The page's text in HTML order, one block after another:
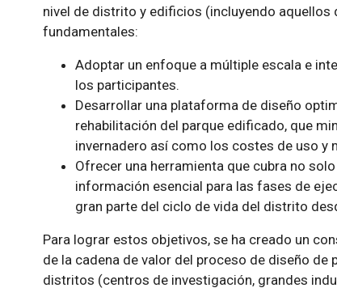
nivel de distrito y edificios (incluyendo
fundamentales:
Adoptar un enfoque a múltiple escala e
los participantes.
Desarrollar una plataforma de diseño
rehabilitación del parque edificado, que
invernadero así como los costes de uso y
Ofrecer una herramienta que cubra no
información esencial para las fases de
gran parte del ciclo de vida del distrito
Para lograr estos objetivos, se ha creado un
de la cadena de valor del proceso de diseño
distritos (centros de investigación, grandes